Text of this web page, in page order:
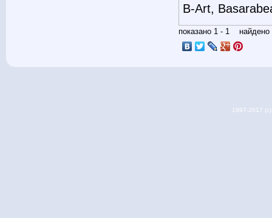
B-Art,
показано 1 - 1 найдено
1997-2017